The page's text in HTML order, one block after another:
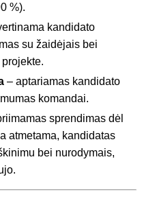
%).
kandidato
su žaidėjais bei
– aptariamas kandidato
komandai.
sprendimas dėl
atmetama, kandidatas
bei nurodymais,